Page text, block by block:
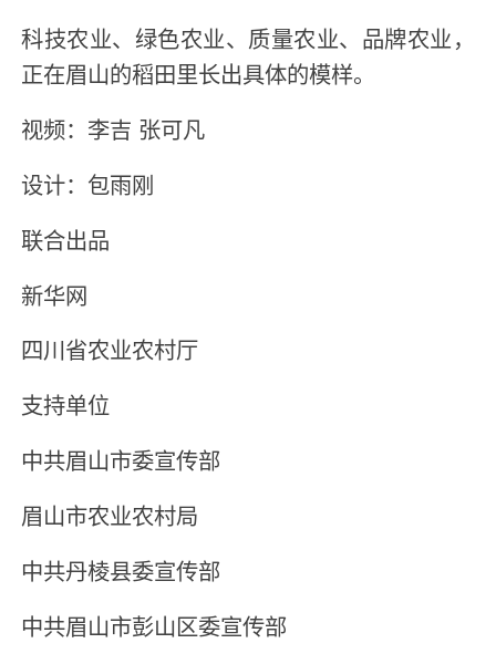
科技农业、绿色农业、质量农业、品牌农业，
正在眉山的稻田里长出具体的模样。
视频：李吉 张可凡
设计：包雨刚
联合出品
新华网
四川省农业农村厅
支持单位
中共眉山市委宣传部
眉山市农业农村局
中共丹棱县委宣传部
中共眉山市彭山区委宣传部